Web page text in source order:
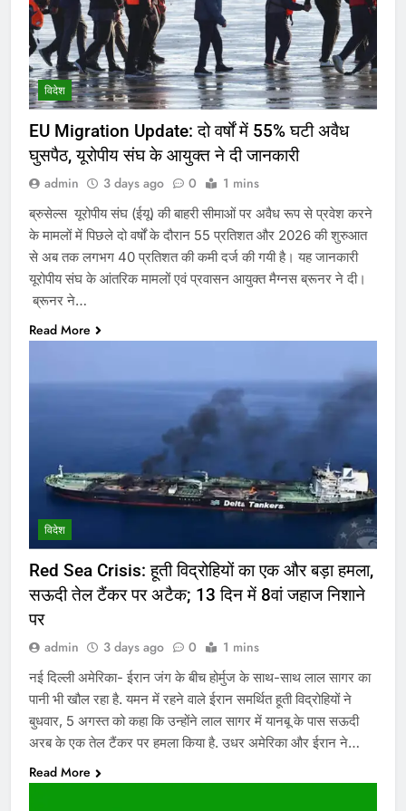
विदेश
EU Migration Update: दो वर्षों में 55% घटी अवैध
घुसपैठ, यूरोपीय संघ के आयुक्त ने दी जानकारी
admin 3 days ago 0 1 mins
ब्रुसेल्स यूरोपीय संघ (ईयू) की बाहरी सीमाओं पर अवैध रूप से प्रवेश करने
के मामलों में पिछले दो वर्षों के दौरान 55 प्रतिशत और 2026 की शुरुआत
से अब तक लगभग 40 प्रतिशत की कमी दर्ज की गयी है। यह जानकारी
यूरोपीय संघ के आंतरिक मामलों एवं प्रवासन आयुक्त मैग्नस ब्रूनर ने दी।
ब्रूनर ने…
Read More
विदेश
Red Sea Crisis: हूती विद्रोहियों का एक और बड़ा हमला,
सऊदी तेल टैंकर पर अटैक; 13 दिन में 8वां जहाज निशाने
पर
admin 3 days ago 0 1 mins
नई दिल्ली अमेरिका- ईरान जंग के बीच होर्मुज के साथ-साथ लाल सागर का
पानी भी खौल रहा है. यमन में रहने वाले ईरान समर्थित हूती विद्रोहियों ने
बुधवार, 5 अगस्त को कहा कि उन्होंने लाल सागर में यानबू के पास सऊदी
अरब के एक तेल टैंकर पर हमला किया है. उधर अमेरिका और ईरान ने…
Read More